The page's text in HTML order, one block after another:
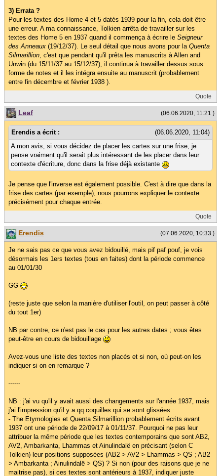
3) Errata ?
Pour les textes des Home 4 et 5 datés 1939 pour la fin, cela doit être
une erreur. A ma connaissance, Tolkien arrêta de travailler sur les
textes des Home 5 en 1937 quand il commença à écrire le Seigneur
des Anneaux (19/12/37). Le seul détail que nous avons pour la Quenta
Silmarillion , c'est que pendant qu'il prêta les manuscrits à Allen and
Unwin (du 15/11/37 au 15/12/37), il continua à travailler dessus sous
forme de notes et il les intégra ensuite au manuscrit (probablement
entre fin décembre et février 1938 ).
Quote
(06.06.2020, 11:21 )
Leaf
(06.06.2020, 11:04)
Erendis a écrit :
A mon avis, si vous décidez de placer les cartes sur une frise, je
pense vraiment qu'il serait plus intéressant de les placer dans leur
contexte d'écriture, donc dans la frise déjà existante
Je pense que l'inverse est également possible. C'est à dire que dans la
frise des cartes (par exemple), nous pourrons expliquer le contexte
précisément pour chaque entrée.
Quote
(07.06.2020, 10:33 )
Erendis
Je ne sais pas ce que vous avez bidouillé, mais pif paf pouf, je vois
désormais les 1ers textes (tous en faites) dont la période commence
au 01/01/30
GG
(reste juste que selon la manière d'utiliser l'outil, on peut passer à côté
du tout 1er)
NB par contre, ce n'est pas le cas pour les autres dates ; vous êtes
peut-être en cours de bidouillage
Avez-vous une liste des textes non placés et si non, où peut-on les
indiquer si on en remarque ?
------
NB : j'ai vu qu'il y avait aussi des changements sur l'année 1937, mais
j'ai l'impression qu'il y a qq coquilles qui se sont glissées :
- The Etymologies et Quenta Silmarillion probablement écrits avant
1937 ont une période de 22/09/17 à 01/11/37. Pourquoi ne pas leur
attribuer la même période que les textes contemporains que sont AB2,
AV2, Ambarkanta, Lhammas et Ainulindalë en précisant (selon C
Tolkien) leur positions supposées (AB2 > AV2 > Lhammas > QS ; AB2
> Ambarkanta ; Ainulindalë > QS) ? Si non (pour des raisons que je ne
maitrise pas), si ces textes sont antérieurs à 1937, indiquer juste